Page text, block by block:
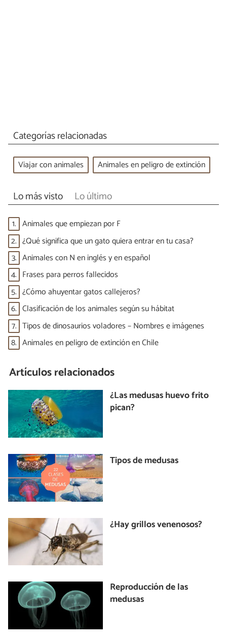
Categorías relacionadas
Viajar con animales Animales en peligro de extinción
Lo más visto Lo último
1. Animales que empiezan por F
2. ¿Qué significa que un gato quiera entrar en tu casa?
3. Animales con N en inglés y en español
4. Frases para perros fallecidos
5. ¿Cómo ahuyentar gatos callejeros?
6. Clasificación de los animales según su hábitat
7. Tipos de dinosaurios voladores – Nombres e imágenes
8. Animales en peligro de extinción en Chile
Artículos relacionados
¿Las medusas huevo frito
pican?
Tipos de medusas
¿Hay grillos venenosos?
Reproducción de las
medusas